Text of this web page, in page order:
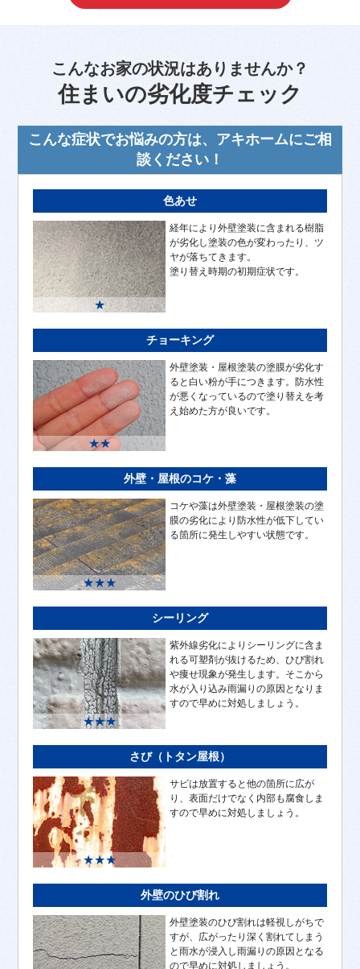
こんなお家の状況はありませんか？
住まいの劣化度チェック
こんな症状でお悩みの方は、アキホームにご相
談ください！
色あせ
★
経年により外壁塗装に含まれる樹脂
が劣化し塗装の色が変わったり、ツ
ヤが落ちてきます。
塗り替え時期の初期症状です。
チョーキング
★★
外壁塗装・屋根塗装の塗膜が劣化す
ると白い粉が手につきます。防水性
が悪くなっているので塗り替えを考
え始めた方が良いです。
外壁・屋根のコケ・藻
★★★
コケや藻は外壁塗装・屋根塗装の塗
膜の劣化により防水性が低下してい
る箇所に発生しやすい状態です。
シーリング
★★★
紫外線劣化によりシーリングに含ま
れる可塑剤が抜けるため、ひび割れ
や痩せ現象が発生します。そこから
水が入り込み雨漏りの原因となりま
すので早めに対処しましょう。
さび（トタン屋根）
★★★
サビは放置すると他の箇所に広が
り、表面だけでなく内部も腐食しま
すので早めに対処しましょう。
外壁のひび割れ
外壁塗装のひび割れは軽視しがちで
すが、広がったり深く割れてしまう
と雨水が浸入し雨漏りの原因となる
ので早めに対処しましょう。